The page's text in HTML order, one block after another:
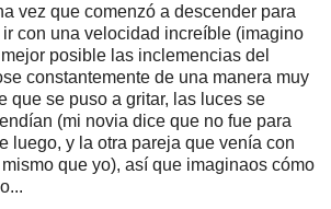
vez que comenzó a descender para
con una velocidad increíble (imagino
posible las inclemencias del
constantemente de una manera muy
que se puso a gritar, las luces se
(mi novia dice que no fue para
luego, y la otra pareja que venía con
que yo), así que imaginaos cómo